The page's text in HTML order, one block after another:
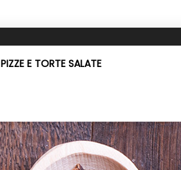
PIZZE E TORTE SALATE